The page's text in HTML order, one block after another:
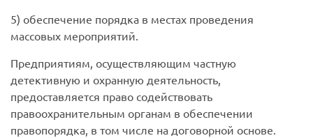
5) обеспечение порядка в местах проведения
массовых мероприятий.
Предприятиям, осуществляющим частную
детективную и охранную деятельность,
предоставляется право содействовать
правоохранительным органам в обеспечении
правопорядка, в том числе на договорной основе.